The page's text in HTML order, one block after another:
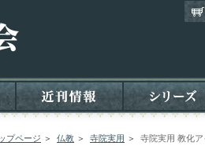
プページ ＞ 仏教 ＞ 寺院実用 ＞ 寺院実用 教化